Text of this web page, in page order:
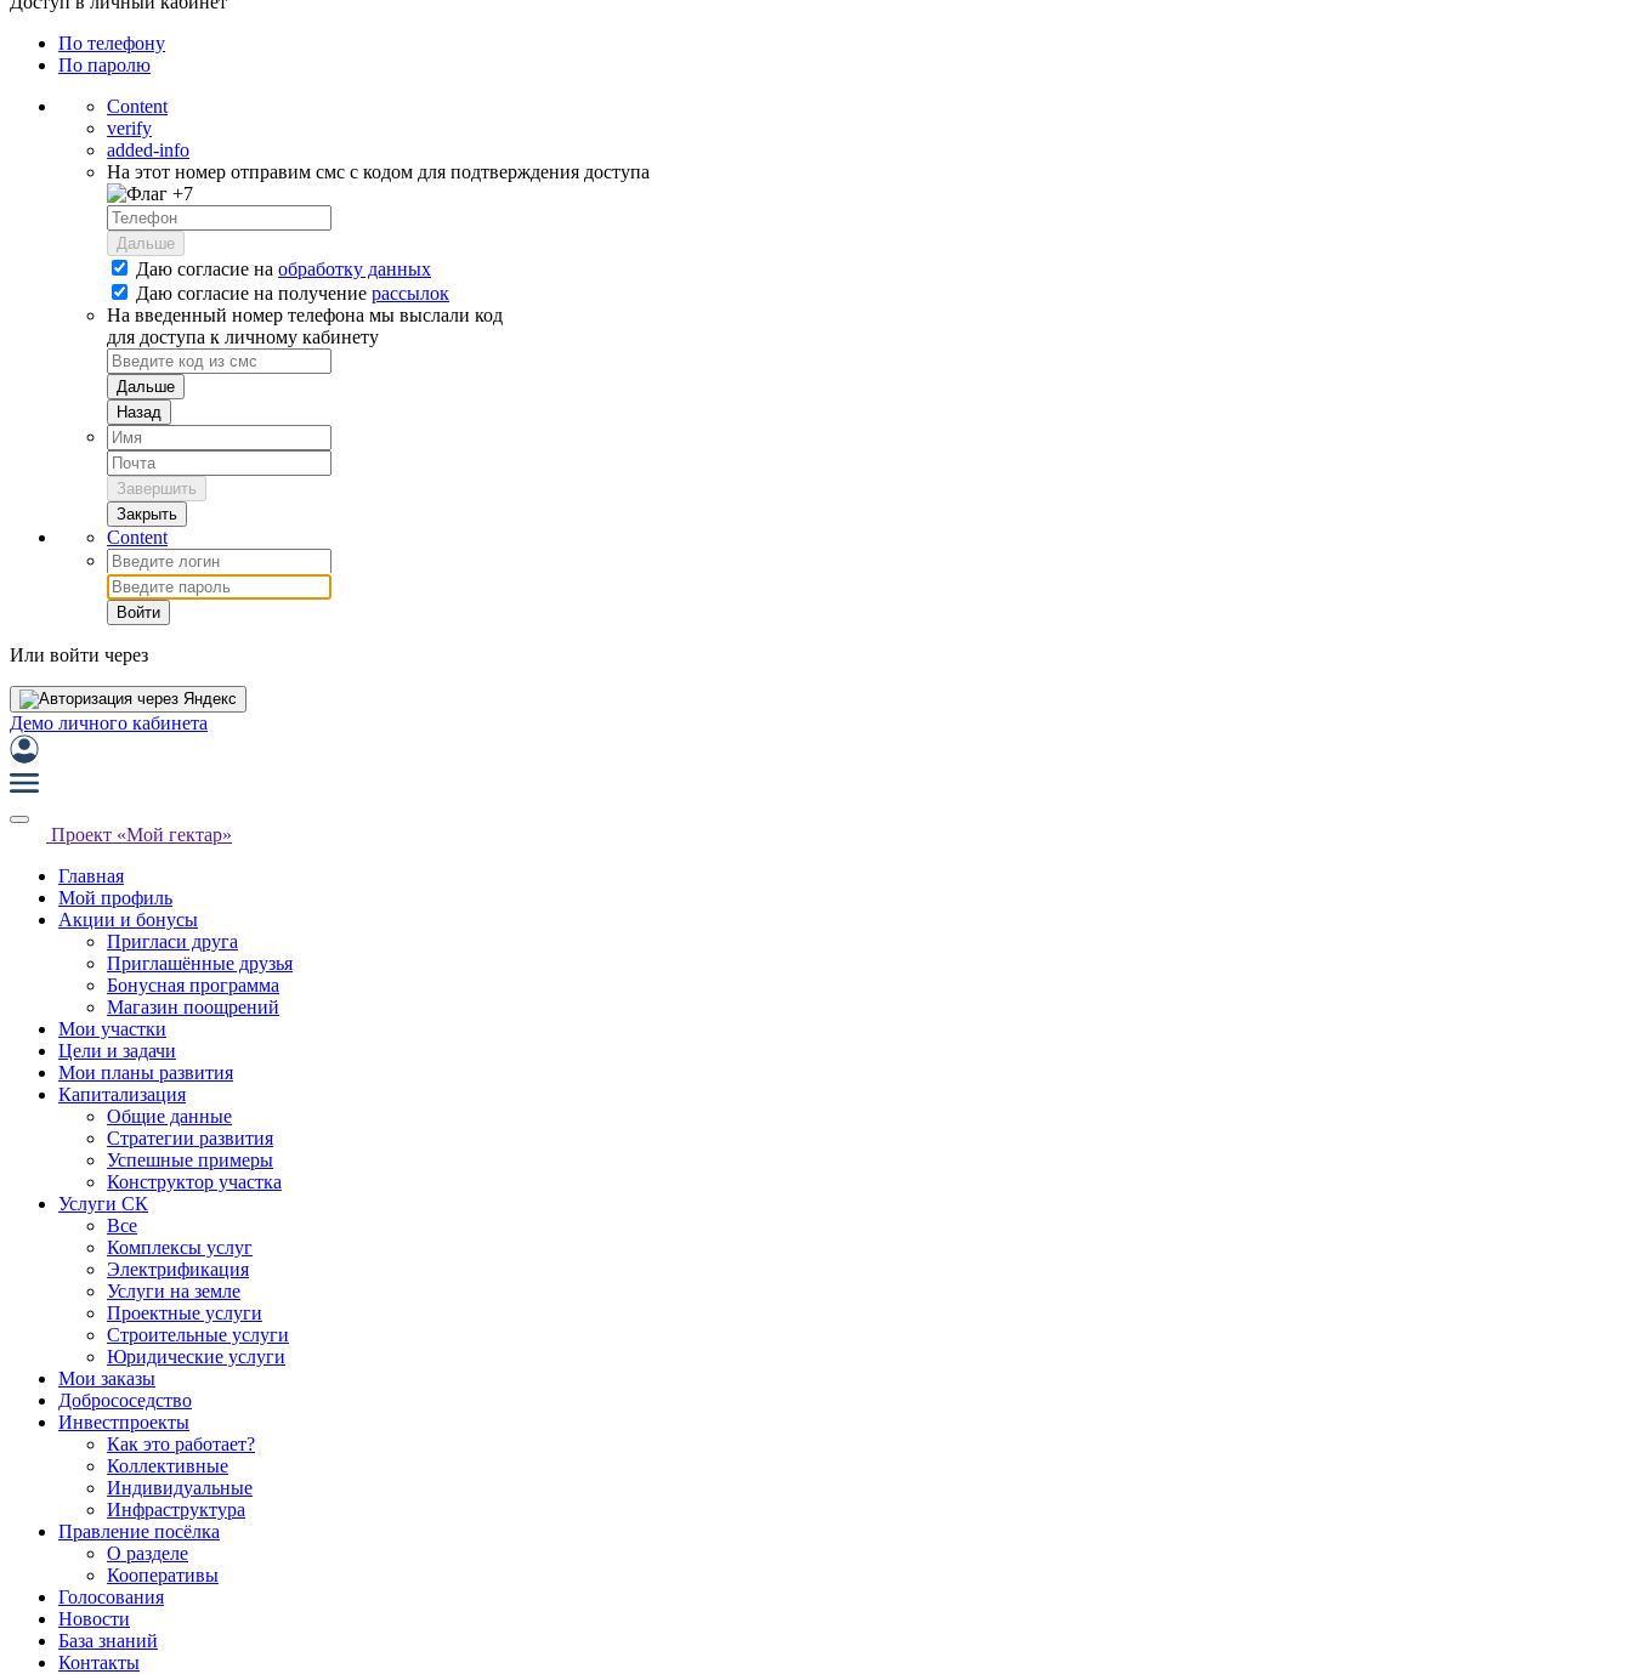
По телефону
По паролю
Content
verify
added-info
На этот номер отправим смс с кодом для подтверждения доступа
+7
Дальше
Даю согласие на обработку данных
Даю согласие на получение рассылок
На введенный номер телефона мы выслали код
для доступа к личному кабинету
Дальше
Назад
Завершить
Закрыть
Content
Войти
Или войти через
Демо личного кабинета
Проект «Мой гектар»
Главная
Мой профиль
Акции и бонусы
Пригласи друга
Приглашённые друзья
Бонусная программа
Магазин поощрений
Мои участки
Цели и задачи
Мои планы развития
Капитализация
Общие данные
Стратегии развития
Успешные примеры
Конструктор участка
Услуги СК
Все
Комплексы услуг
Электрификация
Услуги на земле
Проектные услуги
Строительные услуги
Юридические услуги
Мои заказы
Добрососедство
Инвестпроекты
Как это работает?
Коллективные
Индивидуальные
Инфраструктура
Правление посёлка
О разделе
Кооперативы
Голосования
Новости
База знаний
Контакты